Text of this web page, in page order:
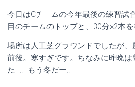
今日はCチームの今年最後の練習試
目のチームのトップと、30分×2本を
場所は人工芝グラウンドでしたが
前後。寒すぎです。ちなみに昨晩は
た…。もう冬だー。